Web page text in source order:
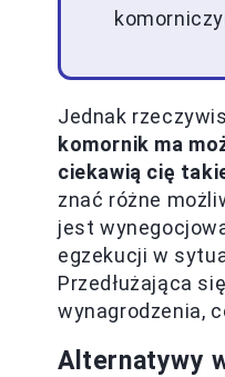
Jednak
komornik ma
ciekawią cię
znać różne
jest
egzekucji w
Przedłużająca
wynagrodzenia,
Alternatywy